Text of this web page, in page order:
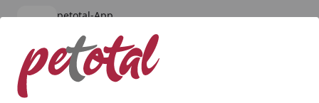
petotal-App
kostenlos - Im App Store
Alle Produkte
Mein Konto